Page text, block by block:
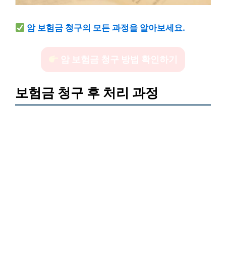
암 보험금 청구의 모든 과정을 알아보세요.
암 보험금 청구 방법 확인하기
보험금 청구 후 처리 과정